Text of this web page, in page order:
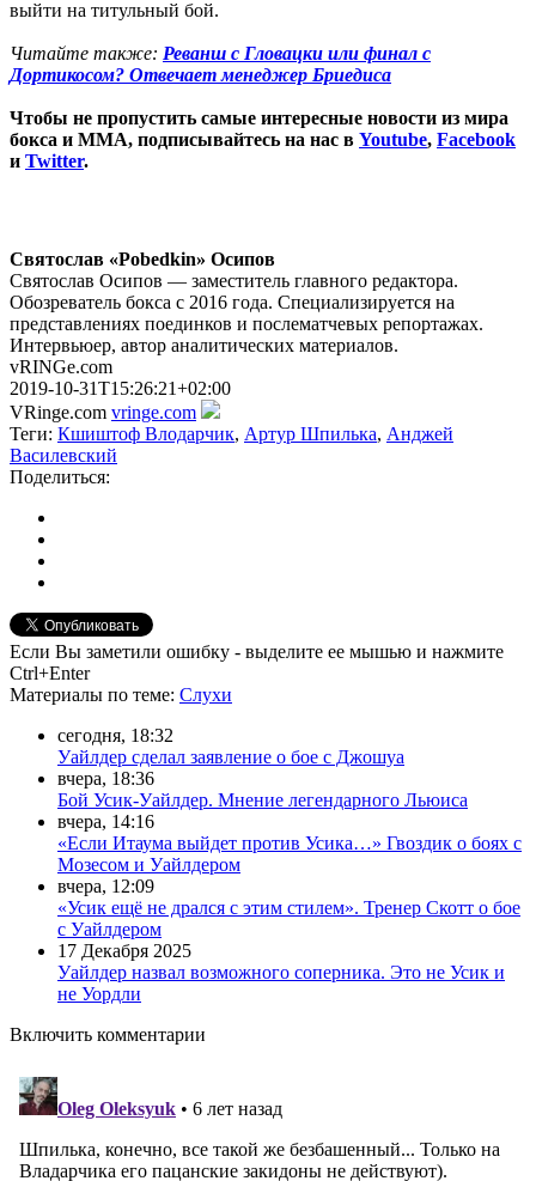
выйти на титульный бой.
Читайте также: Реванш с Гловацки или финал с
Дортикосом? Отвечает менеджер Бриедиса
Чтобы не пропустить самые интересные новости из мира
бокса и ММА, подписывайтесь на нас в Youtube, Facebook
и Twitter.
Святослав «Pobedkin» Осипов
Святослав Осипов — заместитель главного редактора.
Обозреватель бокса с 2016 года. Специализируется на
представлениях поединков и послематчевых репортажах.
Интервьюер, автор аналитических материалов.
vRINGe.com
2019-10-31T15:26:21+02:00
VRinge.com vringe.com
Теги: Кшиштоф Влодарчик, Артур Шпилька, Анджей
Василевский
Поделиться:
Если Вы заметили ошибку - выделите ее мышью и нажмите
Ctrl+Enter
Материалы по теме: Слухи
сегодня, 18:32
Уайлдер сделал заявление о бое с Джошуа
вчера, 18:36
Бой Усик-Уайлдер. Мнение легендарного Льюиса
вчера, 14:16
«Если Итаума выйдет против Усика…» Гвоздик о боях с
Мозесом и Уайлдером
вчера, 12:09
«Усик ещё не дрался с этим стилем». Тренер Скотт о бое
с Уайлдером
17 Декабря 2025
Уайлдер назвал возможного соперника. Это не Усик и
не Уордли
Включить комментарии